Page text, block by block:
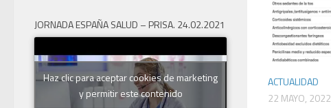
ACTUALIDAD
22 MAYO, 2022
JORNADA ESPAÑA SALUD – PRISA. 24.02.2021
Haz clic para aceptar cookies de marketing
y permitir este contenido